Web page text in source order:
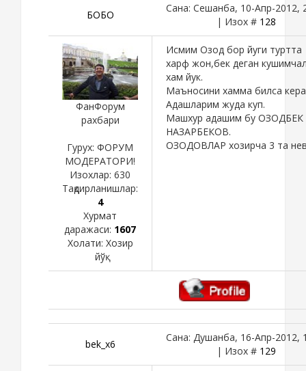
БОБО
Сана: Сешанба, 10-Апр-2012,
| Изох # 128
ФанФорум
рахбари
Гурух: ФОРУМ
МОДЕРАТОРИ!
Изохлар: 630
Тақдирланишлар:
4
Хурмат
даражаси: 1607
Холати: Хозир
йўқ
Исмим Озод бор йуги туртта
харф жон,бек деган
хам йук.
Маъносини хамма билса
Адашларим жуда куп.
Машхур адашим бу ОЗОДБЕК
НАЗАРБЕКОВ.
ОЗОДОВЛАР хозирча 3 та
bek_x6
Сана: Душанба, 16-Апр-2012,
| Изох # 129